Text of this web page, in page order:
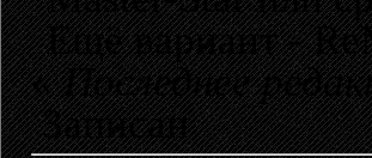
Ещё вариант -
«Последнее
Записан